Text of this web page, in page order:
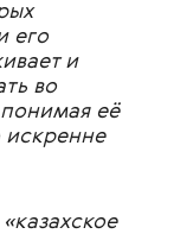
его
и
во
её
искренне